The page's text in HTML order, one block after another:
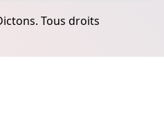
Tous droits